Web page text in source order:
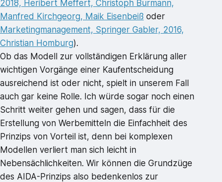
2018, Heribert Meffert, Christoph Burmann,
Manfred Kirchgeorg, Maik Eisenbeiß oder
Marketingmanagement, Springer Gabler, 2016,
Christian Homburg).
Ob das Modell zur vollständigen Erklärung aller
wichtigen Vorgänge einer Kaufentscheidung
ausreichend ist oder nicht, spielt in unserem Fall
auch gar keine Rolle. Ich würde sogar noch einen
Schritt weiter gehen und sagen, dass für die
Erstellung von Werbemitteln die Einfachheit des
Prinzips von Vorteil ist, denn bei komplexen
Modellen verliert man sich leicht in
Nebensächlichkeiten. Wir können die Grundzüge
des AIDA-Prinzips also bedenkenlos zur